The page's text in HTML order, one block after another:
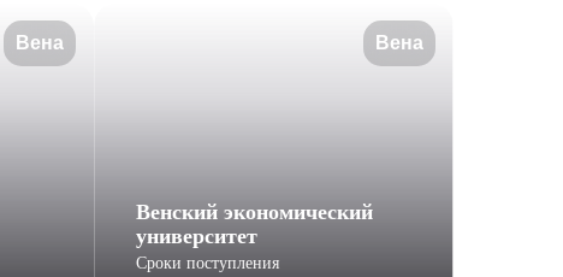
Вена Вена
Венский экономический
университет
Сроки поступления